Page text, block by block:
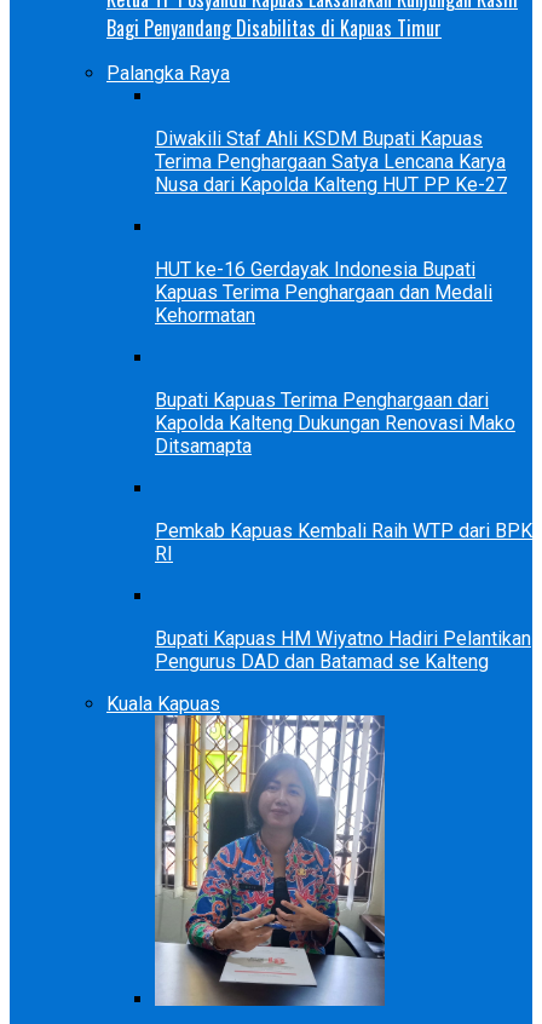
Bagi Penyandang Disabilitas di Kapuas Timur
Palangka Raya
Diwakili Staf Ahli KSDM Bupati Kapuas
Terima Penghargaan Satya Lencana Karya
Nusa dari Kapolda Kalteng HUT PP Ke-27
HUT ke-16 Gerdayak Indonesia Bupati
Kapuas Terima Penghargaan dan Medali
Kehormatan
Bupati Kapuas Terima Penghargaan dari
Kapolda Kalteng Dukungan Renovasi Mako
Ditsamapta
Pemkab Kapuas Kembali Raih WTP dari BPK
RI
Bupati Kapuas HM Wiyatno Hadiri Pelantikan
Pengurus DAD dan Batamad se Kalteng
Kuala Kapuas